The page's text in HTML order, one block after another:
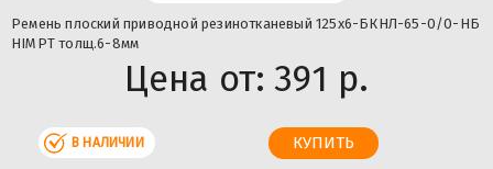
Ремень плоский приводной резинотканевый 125х6-БКНЛ-65-0/0-НБ
HIMPT толщ.6-8мм
Цена от: 391 р.
В НАЛИЧИИ